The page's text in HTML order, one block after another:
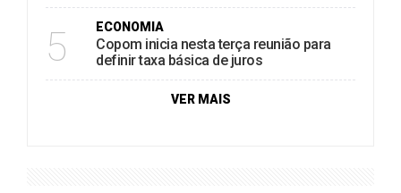
5 ECONOMIA
Copom inicia nesta terça reunião para
definir taxa básica de juros
VER MAIS